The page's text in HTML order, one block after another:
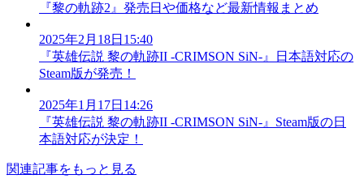
『黎の軌跡2』発売日や価格など最新情報まとめ
2025年2月18日15:40
『英雄伝説 黎の軌跡II -CRIMSON SiN-』日本語対応の
Steam版が発売！
2025年1月17日14:26
『英雄伝説 黎の軌跡II -CRIMSON SiN-』Steam版の日
本語対応が決定！
関連記事をもっと見る